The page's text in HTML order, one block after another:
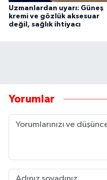
Uzmanlardan uyarı: Güneş
kremi ve gözlük aksesuar
değil, sağlık ihtiyacı
Yorumlar